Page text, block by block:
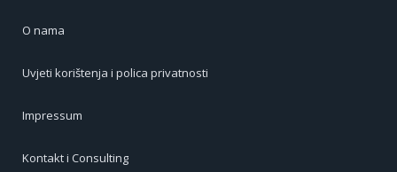
O nama
Uvjeti korištenja i polica privatnosti
Impressum
Kontakt i Consulting